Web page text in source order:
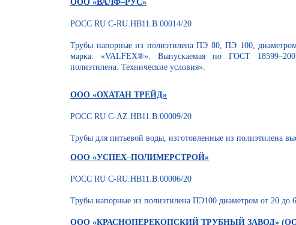
ООО «ВАЛФ–РУС»
РОСС RU С-RU.НВ11.В.00014/20
Трубы напорные из полиэтилена ПЭ 80, ПЭ 100,
марка: «VALFEX®». Выпускаемая по ГОСТ
полиэтилена. Технические условия».
ООО «ОХАТАН ТРЕЙД»
РОСС RU С-AZ.НВ11.В.00009/20
Трубы для питьевой воды, изготовленные из полиэтилена
ООО «УСПЕХ–ПОЛИМЕРСТРОЙ»
РОСС RU С-RU.НВ11.В.00006/20
Трубы напорные из полиэтилена ПЭ100 диаметром от 20
ООО «КРАСНОПЕРЕКОПСКИЙ ТРУБНЫЙ ЗАВОД»